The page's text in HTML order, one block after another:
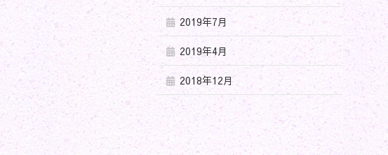
2019年7月
2019年4月
2018年12月